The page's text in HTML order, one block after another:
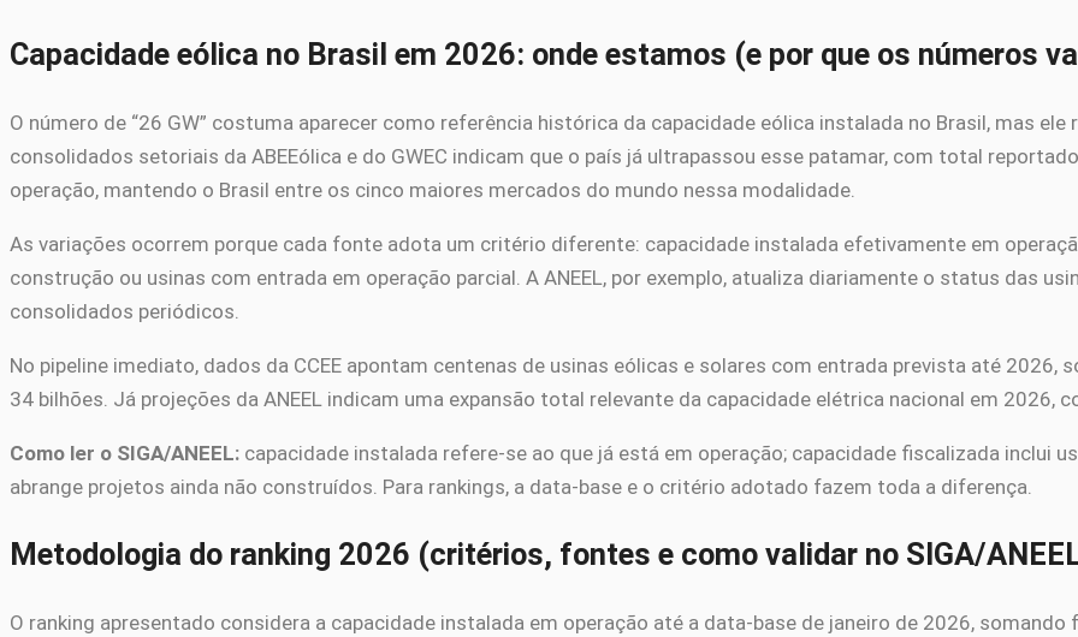
Capacidade eólica no Brasil em 2026: onde estamos (e por que os números
O número de “26 GW” costuma aparecer como referência histórica da capacidade eólica instalada no Brasil, mas
consolidados setoriais da ABEEólica e do GWEC indicam que o país já ultrapassou esse patamar, com total
operação, mantendo o Brasil entre os cinco maiores mercados do mundo nessa modalidade.
As variações ocorrem porque cada fonte adota um critério diferente: capacidade instalada efetivamente em
construção ou usinas com entrada em operação parcial. A ANEEL, por exemplo, atualiza diariamente o status das
consolidados periódicos.
No pipeline imediato, dados da CCEE apontam centenas de usinas eólicas e solares com entrada prevista até 2026,
34 bilhões. Já projeções da ANEEL indicam uma expansão total relevante da capacidade elétrica nacional em 2026,
Como ler o SIGA/ANEEL: capacidade instalada refere-se ao que já está em operação; capacidade fiscalizada inclui
abrange projetos ainda não construídos. Para rankings, a data-base e o critério adotado fazem toda a diferença.
Metodologia do ranking 2026 (critérios, fontes e como validar no SIGA/
O ranking apresentado considera a capacidade instalada em operação até a data-base de janeiro de 2026,